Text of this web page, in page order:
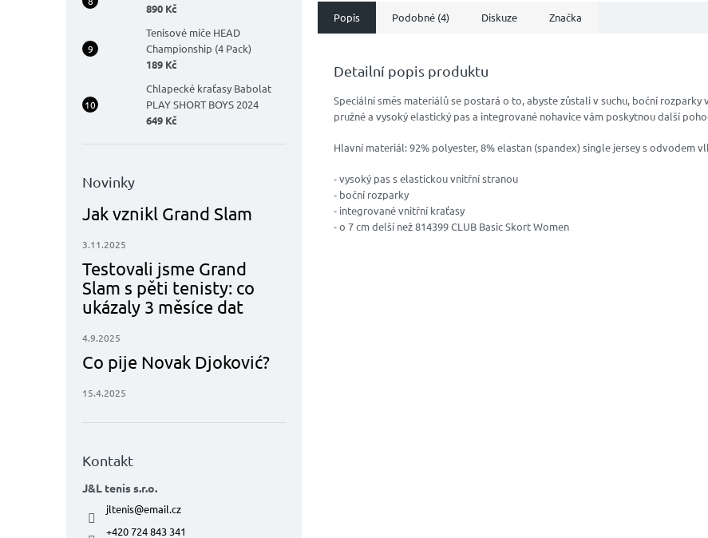
890 Kč
Tenisové míče HEAD
Championship (4 Pack)
189 Kč
Chlapecké kraťasy Babolat
PLAY SHORT BOYS 2024
649 Kč
Novinky
Jak vznikl Grand Slam
3.11.2025
Testovali jsme Grand
Slam s pěti tenisty: co
ukázaly 3 měsíce dat
4.9.2025
Co pije Novak Djoković?
15.4.2025
Kontakt
J&L tenis s.r.o.
jltenis@email.cz
+420 724 843 341
Popis Podobné (4) Diskuze Značka
Detailní popis produktu
Speciální směs materiálů se postará o to, abyste zůstali v suchu, boční rozparky
pružné a vysoký elastický pas a integrované nohavice vám poskytnou další
Hlavní materiál: 92% polyester, 8% elastan (spandex) single jersey s odvodem
- vysoký pas s elastickou vnitřní stranou
- boční rozparky
- integrované vnitřní kraťasy
- o 7 cm delší než 814399 CLUB Basic Skort Women